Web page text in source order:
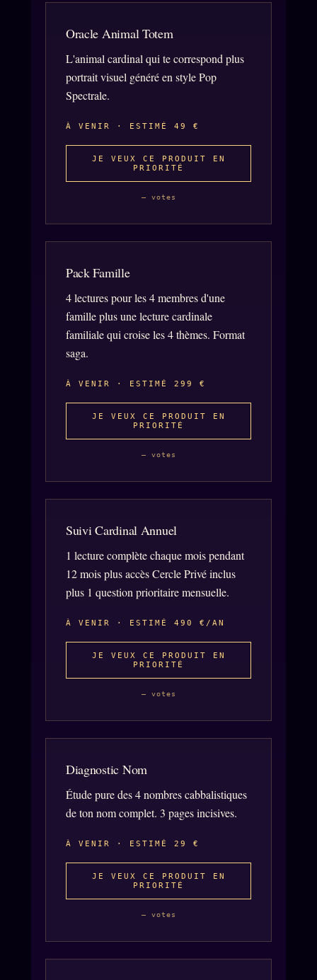
Oracle Animal Totem
L'animal cardinal qui te correspond plus
portrait visuel généré en style Pop
Spectrale.
À VENIR · ESTIMÉ 49 €
JE VEUX CE PRODUIT EN
PRIORITÉ
— votes
Pack Famille
4 lectures pour les 4 membres d'une
famille plus une lecture cardinale
familiale qui croise les 4 thèmes. Format
saga.
À VENIR · ESTIMÉ 299 €
JE VEUX CE PRODUIT EN
PRIORITÉ
— votes
Suivi Cardinal Annuel
1 lecture complète chaque mois pendant
12 mois plus accès Cercle Privé inclus
plus 1 question prioritaire mensuelle.
À VENIR · ESTIMÉ 490 €/AN
JE VEUX CE PRODUIT EN
PRIORITÉ
— votes
Diagnostic Nom
Étude pure des 4 nombres cabbalistiques
de ton nom complet. 3 pages incisives.
À VENIR · ESTIMÉ 29 €
JE VEUX CE PRODUIT EN
PRIORITÉ
— votes